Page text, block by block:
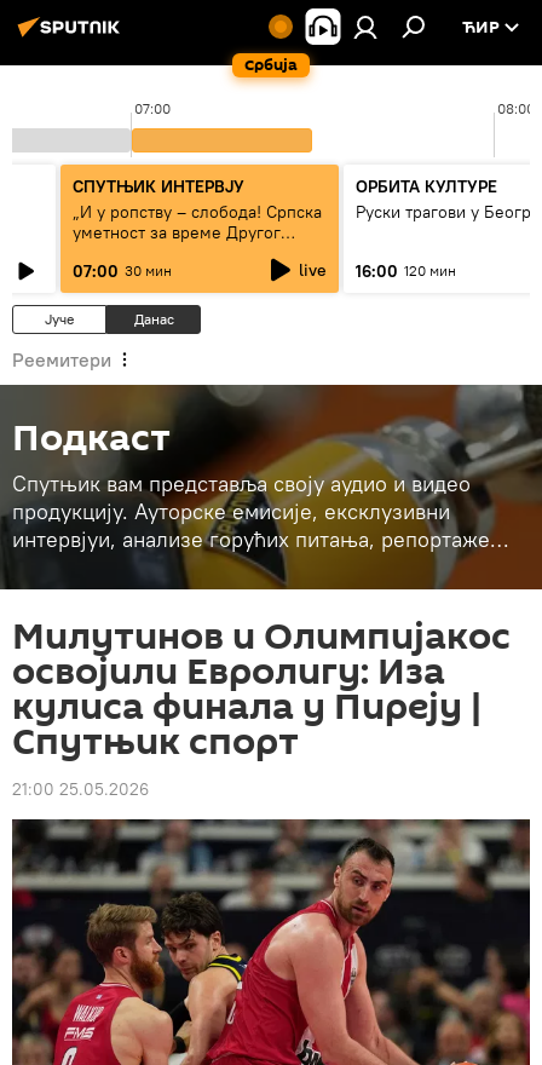
Србија
ЋИР
07:00 08:00
СПУТЊИК ИНТЕРВЈУ
„И у ропству – слобода! Српска
уметност за време Другог
07:00 30 мин live
ОРБИТА КУЛТУРЕ
Руски трагови у
16:00 120 мин
Јуче Данас
Реемитери
Подкаст
Спутњик вам представља своју аудио и видео
продукцију. Ауторске емисије, ексклузивни
интервјуи, анализе горућих питања, репортаже…
Милутинов и Олимпијакос
освојили Евролигу: Иза
кулиса финала у Пиреју |
Спутњик спорт
21:00 25.05.2026